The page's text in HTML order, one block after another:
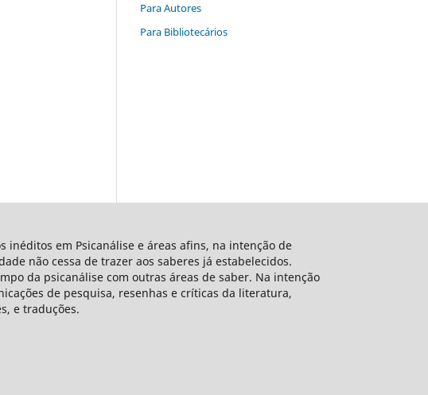
Para Autores
Para Bibliotecários
em Psicanálise e áreas afins, na intenção de
não cessa de trazer aos saberes já estabelecidos.
da psicanálise com outras áreas de saber. Na intenção
de pesquisa, resenhas e críticas da literatura,
e traduções.